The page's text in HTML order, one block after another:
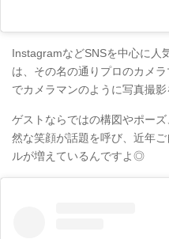
InstagramなどSNSを中心に人
は、その名の通りプロのカメ
でカメラマンのように写真撮
ゲストならではの構図やポー
然な笑顔が話題を呼び、近年
ルが増えているんですよ◎